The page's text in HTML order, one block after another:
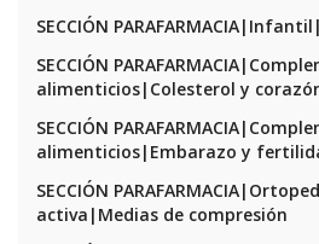
SECCIÓN
SECCIÓN
alimenticios|Colesterol y
SECCIÓN
alimenticios|Embarazo y
SECCIÓN
activa|Medias de compresión